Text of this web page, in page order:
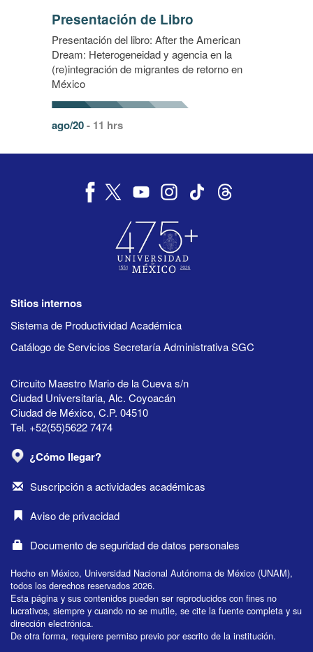
Presentación de Libro
Presentación del libro: After the American
Dream: Heterogeneidad y agencia en la
(re)integración de migrantes de retorno en
México
ago/20- 11 hrs
Sitios internos
Sistema de Productividad Académica
Catálogo de Servicios Secretaría Administrativa SGC
Circuito Maestro Mario de la Cueva s/n
Ciudad Universitaria, Alc. Coyoacán
Ciudad de México, C.P. 04510
Tel. +52(55)5622 7474
¿Cómo llegar?
Suscripción a actividades académicas
Aviso de privacidad
Documento de seguridad de datos personales
Hecho en México, Universidad Nacional Autónoma de México (UNAM),
todos los derechos reservados 2026.
Esta página y sus contenidos pueden ser reproducidos con fines no
lucrativos, siempre y cuando no se mutile, se cite la fuente completa y su
dirección electrónica.
De otra forma, requiere permiso previo por escrito de la institución.